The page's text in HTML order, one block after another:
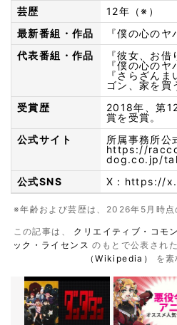
芸歴
12年（※）
最新番組・作品
『僕の心の
代表番組・作品
『彼女、お
『僕の心の
『さらざん
ゴン、家を買
受賞歴
2018年、第
賞を受賞。
公式サイト
所属事務所公
https://
dog.co.jp/
公式SNS
X： https://
※年齢および芸歴は、2026年5月時点
この記事は、 クリエイティブ・コモ
ック・ライセンスのもとで公表され
（Wikipedia） を